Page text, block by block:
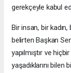
gerekçeyle kabul
Bir insan, bir
belirten Başkan
yapılmıştır ve
yaşadıklarını